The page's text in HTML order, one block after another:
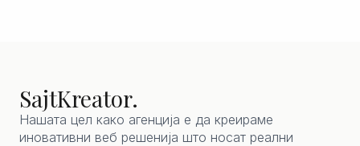
SajtKreator.
Нашата цел како агенција е да креираме
иновативни веб решенија што носат реални